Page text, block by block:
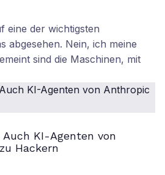
eine der wichtigsten
abgesehen. Nein, ich meine
sind die Maschinen, mit
KI-Agenten von
Hackern